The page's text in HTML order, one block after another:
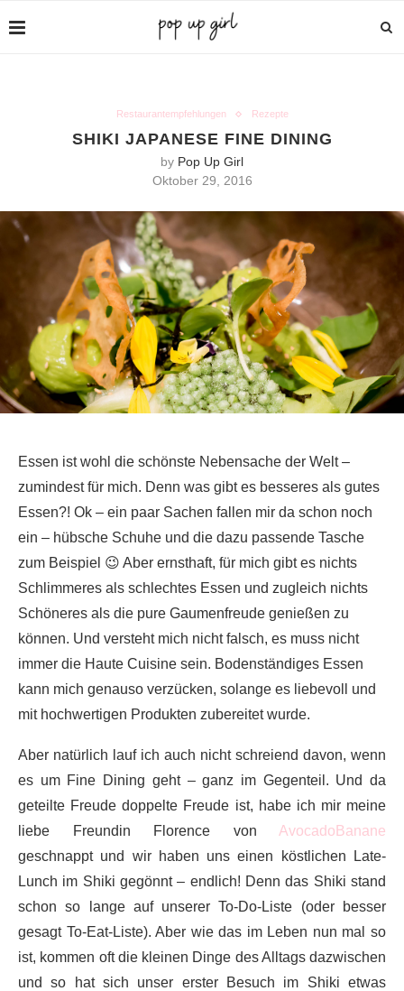
Restaurantempfehlungen Rezepte
SHIKI JAPANESE FINE DINING
by Pop Up Girl
Oktober 29, 2016
Essen ist wohl die schönste Nebensache der Welt –
zumindest für mich. Denn was gibt es besseres als gutes
Essen?! Ok – ein paar Sachen fallen mir da schon noch
ein – hübsche Schuhe und die dazu passende Tasche
zum Beispiel 😉 Aber ernsthaft, für mich gibt es nichts
Schlimmeres als schlechtes Essen und zugleich nichts
Schöneres als die pure Gaumenfreude genießen zu
können. Und versteht mich nicht falsch, es muss nicht
immer die Haute Cuisine sein. Bodenständiges Essen
kann mich genauso verzücken, solange es liebevoll und
mit hochwertigen Produkten zubereitet wurde.
Aber natürlich lauf ich auch nicht schreiend davon, wenn
es um Fine Dining geht – ganz im Gegenteil. Und da
geteilte Freude doppelte Freude ist, habe ich mir meine
liebe Freundin Florence von AvocadoBanane
geschnappt und wir haben uns einen köstlichen Late-
Lunch im Shiki gegönnt – endlich! Denn das Shiki stand
schon so lange auf unserer To-Do-Liste (oder besser
gesagt To-Eat-Liste). Aber wie das im Leben nun mal so
ist, kommen oft die kleinen Dinge des Alltags dazwischen
und so hat sich unser erster Besuch im Shiki etwas